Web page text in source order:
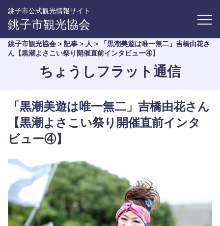
銚子市公式観光情報サイト
銚子市観光協会
銚子市観光協会 > 記事 > 人 >
「黒潮美遊は唯一無二」吉橋由花さ
ん【黒潮よさこい祭り開催直前インタビュー④】
ちょうしフラット通信
「黒潮美遊は唯一無二」吉橋由花さん
【黒潮よさこい祭り開催直前インタ
ビュー④】